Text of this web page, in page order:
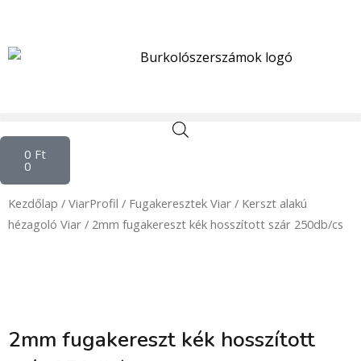
content
0 Ft
0
Kosár
Kezdőlap / ViarProfil / Fugakeresztek Viar / Kerszt alakú
hézagoló Viar / 2mm fugakereszt kék hosszított szár 250db/cs
2mm fugakereszt kék hosszított